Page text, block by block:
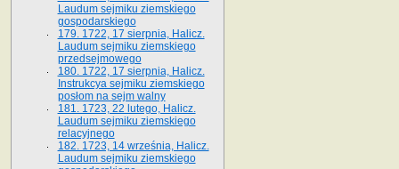
Laudum sejmiku ziemskiego
gospodarskiego
179. 1722, 17 sierpnia, Halicz.
Laudum sejmiku ziemskiego
przedsejmowego
180. 1722, 17 sierpnia, Halicz.
Instrukcya sejmiku ziemskiego
posłom na sejm walny
181. 1723, 22 lutego, Halicz.
Laudum sejmiku ziemskiego
relacyjnego
182. 1723, 14 września, Halicz.
Laudum sejmiku ziemskiego